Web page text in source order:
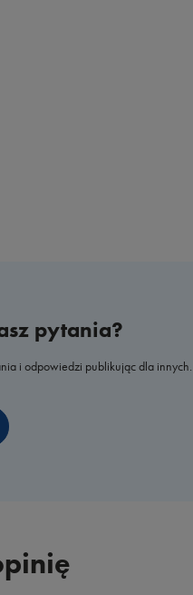
pytania?
i odpowiedzi publikując dla innych.